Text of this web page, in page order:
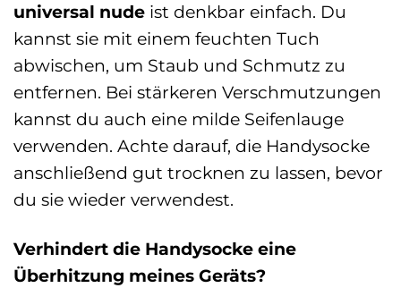
universal nude ist denkbar einfach. Du
kannst sie mit einem feuchten Tuch
abwischen, um Staub und Schmutz zu
entfernen. Bei stärkeren Verschmutzungen
kannst du auch eine milde Seifenlauge
verwenden. Achte darauf, die Handysocke
anschließend gut trocknen zu lassen, bevor
du sie wieder verwendest.
Verhindert die Handysocke eine
Überhitzung meines Geräts?